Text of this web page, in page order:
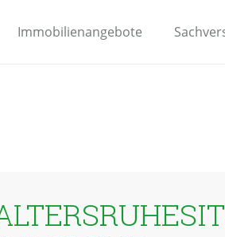
Immobilienangebote